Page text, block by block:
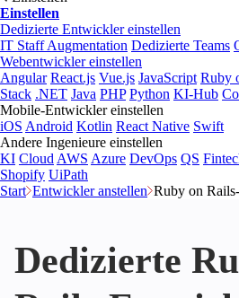
Einstellen
Dedizierte Entwickler einstellen
IT Staff Augmentation Dedizierte Teams
Webentwickler einstellen
Angular React.js Vue.js JavaScript Ruby
Stack .NET Java PHP Python KI-Hub
Mobile-Entwickler einstellen
iOS Android Kotlin React Native Swift
Andere Ingenieure einstellen
KI Cloud AWS Azure DevOps QS
Shopify UiPath
Start Entwickler anstellen Ruby on
Dedizierte